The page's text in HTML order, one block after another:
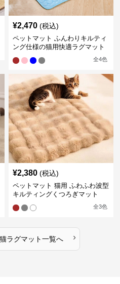
¥2,470 (税込)
ペットマット ふんわりキルティ
ング仕様の猫用快適ラグマット
全4色
¥2,380 (税込)
ペットマット 猫用 ふわふわ波型
キルティングくつろぎマット
全3色
ラグマット一覧へ ›